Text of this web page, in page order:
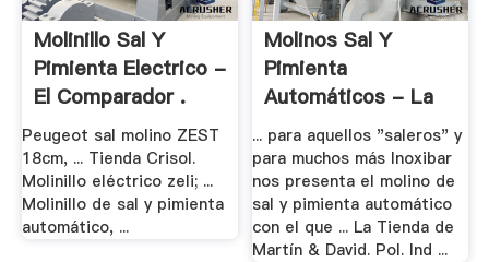
Molinillo Sal Y
Pimienta Electrico -
El Comparador .
Peugeot sal molino ZEST
18cm, ... Tienda Crisol.
Molinillo eléctrico zeli; ...
Molinillo de sal y pimienta
automático, ...
Molinos Sal Y
Pimienta
Automáticos - La
Tienda .
... para aquellos "saleros" y
para muchos más Inoxibar
nos presenta el molino de
sal y pimienta automático
con el que ... La Tienda de
Martín & David. Pol. Ind ...